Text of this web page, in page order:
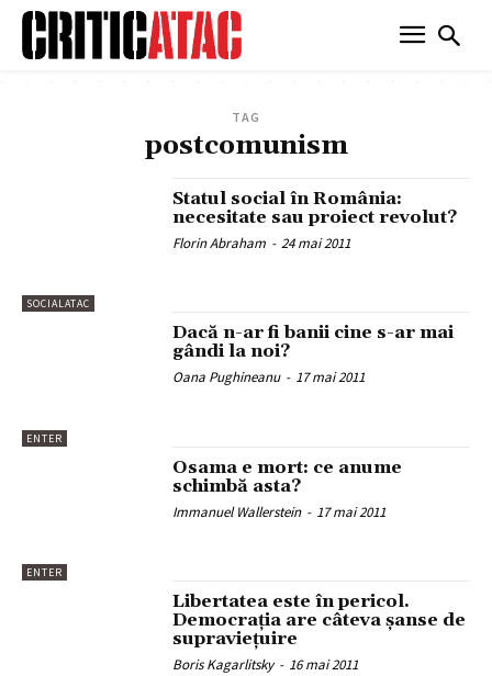
TAG
postcomunism
SOCIALATAC
Statul social în România:
necesitate sau proiect revolut?
Florin Abraham - 24 mai 2011
ENTER
Dacă n-ar fi banii cine s-ar mai
gândi la noi?
Oana Pughineanu - 17 mai 2011
ENTER
Osama e mort: ce anume
schimbă asta?
Immanuel Wallerstein - 17 mai 2011
Libertatea este în pericol.
Democrația are câteva șanse de
supraviețuire
Boris Kagarlitsky - 16 mai 2011